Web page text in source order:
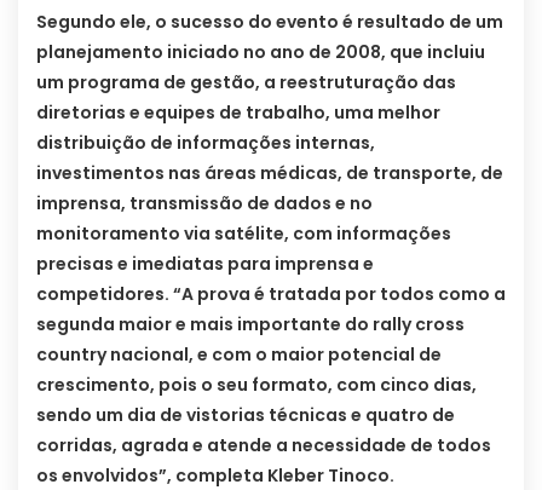
Segundo ele, o sucesso do evento é resultado de um
planejamento iniciado no ano de 2008, que incluiu
um programa de gestão, a reestruturação das
diretorias e equipes de trabalho, uma melhor
distribuição de informações internas,
investimentos nas áreas médicas, de transporte, de
imprensa, transmissão de dados e no
monitoramento via satélite, com informações
precisas e imediatas para imprensa e
competidores. “A prova é tratada por todos como a
segunda maior e mais importante do rally cross
country nacional, e com o maior potencial de
crescimento, pois o seu formato, com cinco dias,
sendo um dia de vistorias técnicas e quatro de
corridas, agrada e atende a necessidade de todos
os envolvidos”, completa Kleber Tinoco.